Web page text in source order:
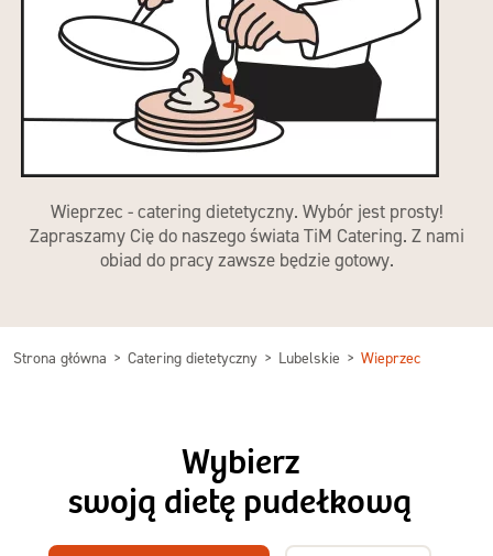
Wieprzec - catering dietetyczny. Wybór jest prosty!
Zapraszamy Cię do naszego świata TiM Catering. Z nami
obiad do pracy zawsze będzie gotowy.
Strona główna Catering dietetyczny Lubelskie Wieprzec
Wybierz
swoją dietę pudełkową